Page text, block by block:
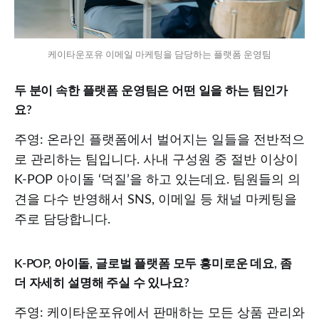
케이타운포유 이메일 마케팅을 담당하는 플랫폼 운영팀
두 분이 속한 플랫폼 운영팀은 어떤 일을 하는 팀인가
요?
주영: 온라인 플랫폼에서 벌어지는 일들을 전반적으
로 관리하는 팀입니다. 사내 구성원 중 절반 이상이
K-POP 아이돌 ‘덕질’을 하고 있는데요. 팀원들의 의
견을 다수 반영해서 SNS, 이메일 등 채널 마케팅을
주로 담당합니다.
K-POP, 아이돌, 글로벌 플랫폼 모두 흥미로운 데요, 좀
더 자세히 설명해 주실 수 있나요?
주영: 케이타운포유에서 판매하는 모든 상품 관리와